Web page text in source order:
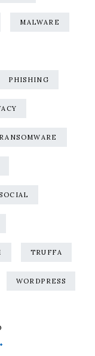
MALWARE
PHISHING
RANSOMWARE
TRUFFA
WORDPRESS